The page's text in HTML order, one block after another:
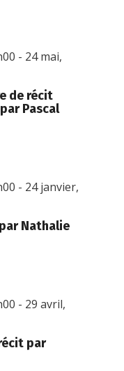
de récit
Pascal
- 24 mai,
Nathalie
- 24 janvier,
par
- 29 avril,